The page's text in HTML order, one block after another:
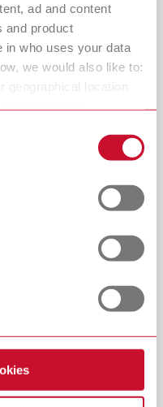
ad and content
and product
in who uses your data
we would also like to:
geographical location
data is processed
section. You can
any time from the
azienda si
familiare è sempre
dal padre fondatore agli
livello di
attribuiamo grande
formazione
un sano equilibrio tra
cultura cooperativa di
azienda orientata al
della
I nostri dipendenti